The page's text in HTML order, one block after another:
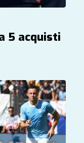
5 acquisti